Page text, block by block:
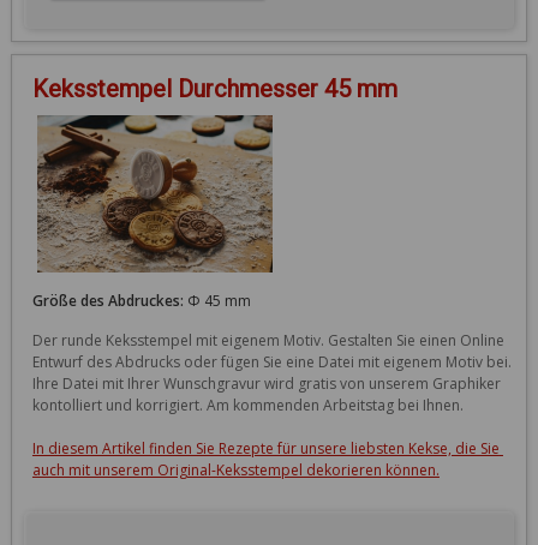
Keksstempel Durchmesser 45 mm
Größe des Abdruckes: Φ 45 mm
Der runde Keksstempel mit eigenem Motiv. Gestalten Sie einen Online
Entwurf des Abdrucks oder fügen Sie eine Datei mit eigenem Motiv bei.
Ihre Datei mit Ihrer Wunschgravur wird gratis von unserem Graphiker
kontolliert und korrigiert. Am kommenden Arbeitstag bei Ihnen.
In diesem Artikel finden Sie Rezepte für unsere liebsten Kekse, die Sie
auch mit unserem Original-Keksstempel dekorieren können.